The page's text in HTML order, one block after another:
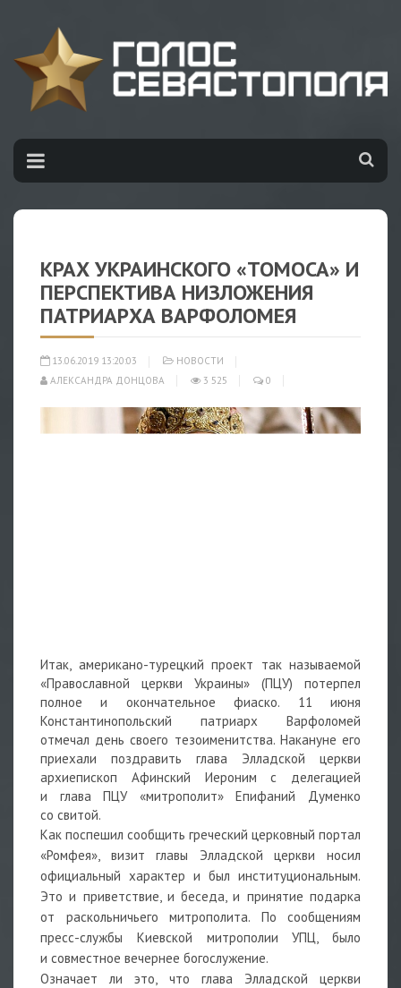
КРАХ УКРАИНСКОГО «ТОМОСА» И
ПЕРСПЕКТИВА НИЗЛОЖЕНИЯ
ПАТРИАРХА ВАРФОЛОМЕЯ
13.06.2019 13:20:03
НОВОСТИ
АЛЕКСАНДРА ДОНЦОВА
3 525 0
Итак, американо-турецкий проект так называемой
«Православной церкви Украины» (ПЦУ) потерпел
полное и окончательное фиаско. 11 июня
Константинопольский патриарх Варфоломей
отмечал день своего тезоименитства. Накануне его
приехали поздравить глава Элладской церкви
архиепископ Афинский Иероним с делегацией
и глава ПЦУ «митрополит» Епифаний Думенко
со свитой.
Как поспешил сообщить греческий церковный портал
«Ромфея», визит главы Элладской церкви носил
официальный характер и был институциональным.
Это и приветствие, и беседа, и принятие подарка
от раскольничьего митрополита. По сообщениям
пресс-службы Киевской митрополии УПЦ, было
и совместное вечернее богослужение.
Означает ли это, что глава Элладской церкви